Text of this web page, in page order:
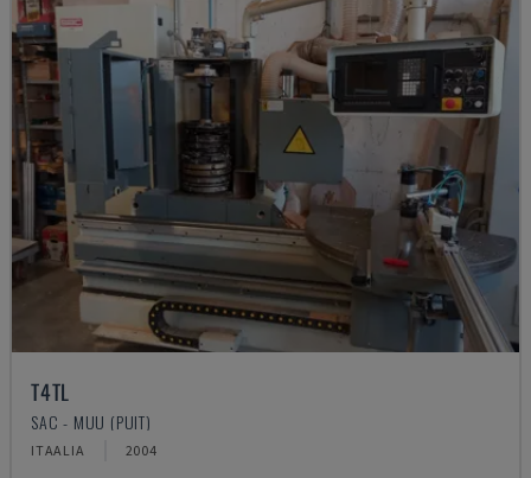
T4TL
SAC - MUU (PUIT)
ITAALIA 2004